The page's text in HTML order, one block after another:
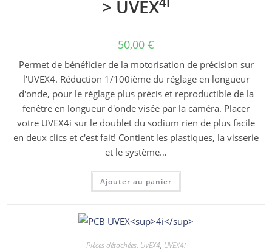
> UVEX
50,00 €
Permet de bénéficier de la motorisation de précision sur
l'UVEX4. Réduction 1/100ième du réglage en longueur
d'onde, pour le réglage plus précis et reproductible de la
fenêtre en longueur d'onde visée par la caméra. Placer
votre UVEX4i sur le doublet du sodium rien de plus facile
en deux clics et c'est fait! Contient les plastiques, la visserie
et le système…
Ajouter au panier
Pièces détachées, UVEX4, UVEX4i